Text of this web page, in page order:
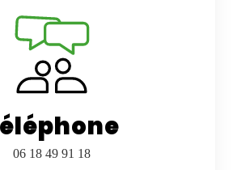
06 18 49 91 18